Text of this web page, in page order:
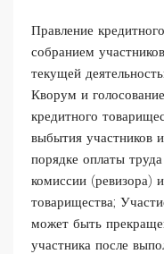
Правление
собранием
текущей
Кворум и
кредитного
выбытия участников
порядке оплаты
комиссии (ревизора)
товарищества;
может быть
участника после